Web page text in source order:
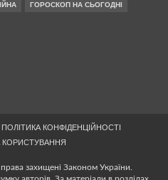
ГОРОСКОП НА СЬОГОДНІ
ПОЛІТИКА КОНФІДЕНЦІЙНОСТІ
КОРИСТУВАННЯ
захищені Законом України.